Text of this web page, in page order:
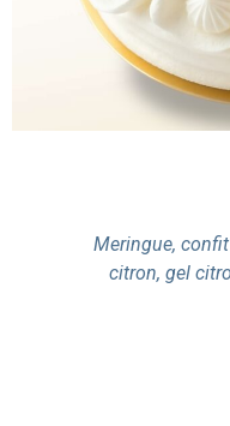
Meringue,
citron, gel